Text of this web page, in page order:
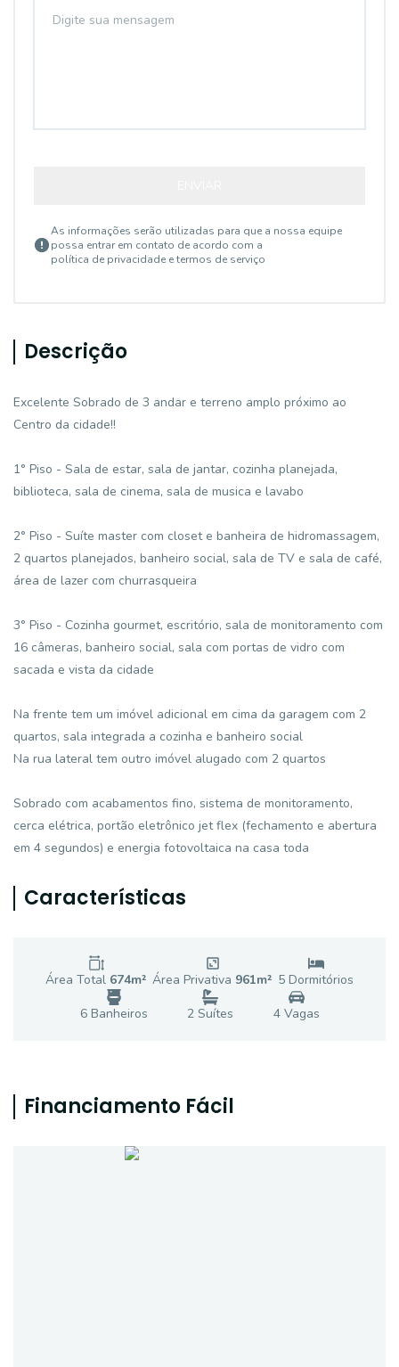
As informações serão utilizadas para que a nossa equipe
possa entrar em contato de acordo com a
política de privacidade e termos de serviço
Descrição
Excelente Sobrado de 3 andar e terreno amplo próximo ao
Centro da cidade!!
1° Piso - Sala de estar, sala de jantar, cozinha planejada,
biblioteca, sala de cinema, sala de musica e lavabo
2° Piso - Suíte master com closet e banheira de hidromassagem,
2 quartos planejados, banheiro social, sala de TV e sala de café,
área de lazer com churrasqueira
3° Piso - Cozinha gourmet, escritório, sala de monitoramento com
16 câmeras, banheiro social, sala com portas de vidro com
sacada e vista da cidade
Na frente tem um imóvel adicional em cima da garagem com 2
quartos, sala integrada a cozinha e banheiro social
Na rua lateral tem outro imóvel alugado com 2 quartos
Sobrado com acabamentos fino, sistema de monitoramento,
cerca elétrica, portão eletrônico jet flex (fechamento e abertura
em 4 segundos) e energia fotovoltaica na casa toda
Características
Área Total 674m² Área Privativa 961m² 5 Dormitórios
6Banheiros 2 Suítes 4Vagas
Financiamento Fácil